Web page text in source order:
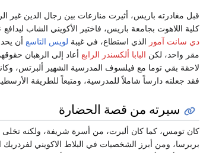
قبل مغادرته باريس، أثيرت منازعات بين رجال الدين غير
كلية اللاهوت بجامعة باريس، فاختير الأكويني الشاب
دي سانت آمور الذي استطاع، في غيبة لويس التاسع أن
مقر واحد، لكن البابا ألكسندر الرابع أعاد إلى الرهبان
لاحقة بقي توما مع فيلسوف المدرسية الشهير ألبرتس،
فقد جعلته دارساً شاملاً للمدرسية، ومتبعاً للطريقة
سيرته من قصة الحضارة
بربرسا، ومن أبرز الشخصيات في البلاط الاكويني